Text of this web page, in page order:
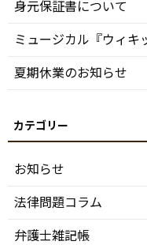
身元保証書について
ミュージカル『ウィキ
夏期休業のお知らせ
お知らせ
法律問題コラム
弁護士雑記帳